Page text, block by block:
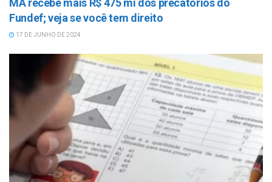
Fundef; veja se você tem direito
17 DE JUNHO DE 2024